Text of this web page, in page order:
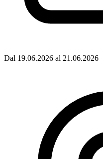
Dal 19.06.2026 al 21.06.2026